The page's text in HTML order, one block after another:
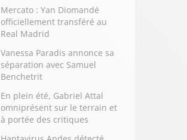
Mercato : Yan Diomandé
officiellement transféré au
Real Madrid
Vanessa Paradis annonce sa
séparation avec Samuel
Benchetrit
En plein été, Gabriel Attal
omniprésent sur le terrain et
à portée des critiques